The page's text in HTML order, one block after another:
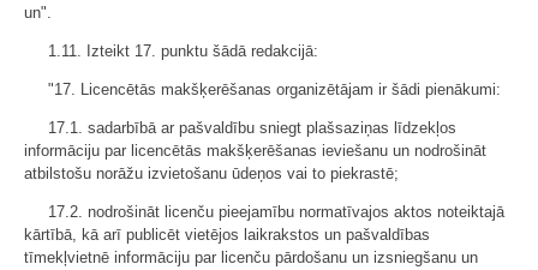
un".
1.11. Izteikt 17. punktu šādā redakcijā:
"17. Licencētās makšķerēšanas organizētājam ir šādi pienākumi:
17.1. sadarbībā ar pašvaldību sniegt plašsaziņas līdzekļos
informāciju par licencētās makšķerēšanas ieviešanu un nodrošināt
atbilstošu norāžu izvietošanu ūdeņos vai to piekrastē;
17.2. nodrošināt licenču pieejamību normatīvajos aktos noteiktajā
kārtībā, kā arī publicēt vietējos laikrakstos un pašvaldības
tīmekļvietnē informāciju par licenču pārdošanu un izsniegšanu un